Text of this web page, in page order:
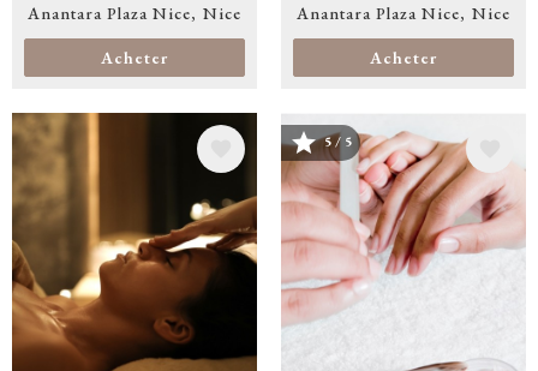
Anantara Plaza Nice
Nice
Acheter
Anantara Plaza Nice Nice
Acheter
Image Image
5 / 5